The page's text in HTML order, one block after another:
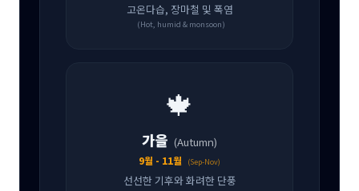
고온다습, 장마철 및 폭염
(Hot, humid & monsoon)
🍁
가을 (Autumn)
9월 - 11월 (Sep-Nov)
선선한 기후와 화려한 단풍